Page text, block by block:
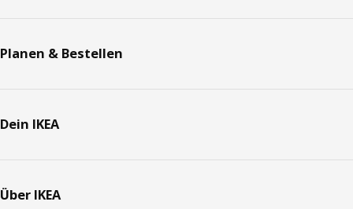
Planen & Bestellen
Dein IKEA
Über IKEA